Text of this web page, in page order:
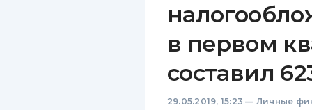
в первом
составил
29.05.2019, 15:23 — Личные